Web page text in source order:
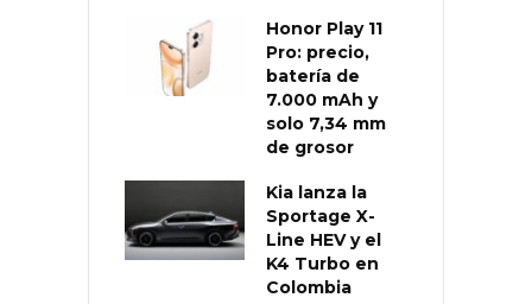
Honor Play 11
Pro: precio,
batería de
7.000 mAh y
solo 7,34 mm
de grosor
Kia lanza la
Sportage X-
Line HEV y el
K4 Turbo en
Colombia